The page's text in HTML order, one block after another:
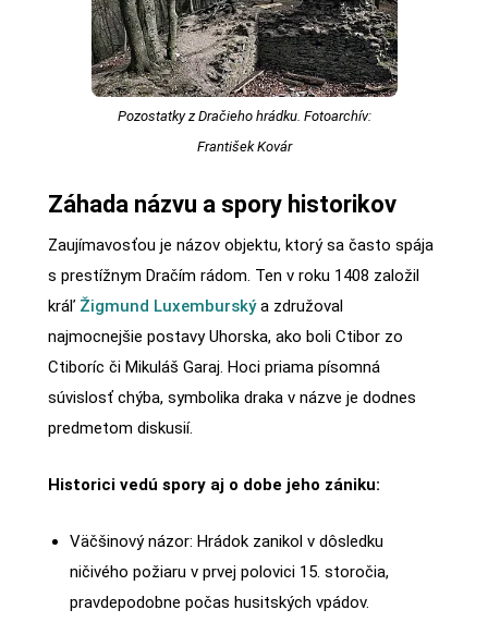
Pozostatky z Dračieho hrádku. Fotoarchív:
František Kovár
Záhada názvu a spory historikov
Zaujímavosťou je názov objektu, ktorý sa často spája
s prestížnym Dračím rádom. Ten v roku 1408 založil
kráľ Žigmund Luxemburskýa združoval
najmocnejšie postavy Uhorska, ako boli Ctibor zo
Ctiboríc či Mikuláš Garaj. Hoci priama písomná
súvislosť chýba, symbolika draka v názve je dodnes
predmetom diskusií.
Historici vedú spory aj o dobe jeho zániku:
Väčšinový názor: Hrádok zanikol v dôsledku
ničivého požiaru v prvej polovici 15. storočia,
pravdepodobne počas husitských vpádov.